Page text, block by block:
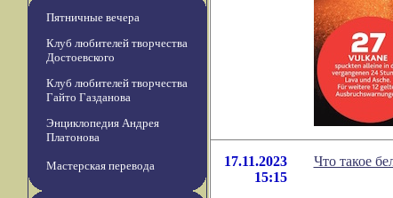
Пятничные вечера
Клуб любителей творчества
Достоевского
Клуб любителей творчества
Гайто Газданова
Энциклопедия Андрея
Платонова
Мастерская перевода
17.11.2023
15:15
Что такое